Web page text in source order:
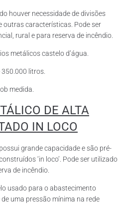
houver necessidade de divisões
outras características. Pode ser
rural e para reserva de incêndio.
metálicos castelo d’água.
litros.
medida.
DE ALTA
IN LOCO
grande capacidade e são pré-
‘in loco’. Pode ser utilizado
de incêndio.
usado para o abastecimento
uma pressão mínima na rede